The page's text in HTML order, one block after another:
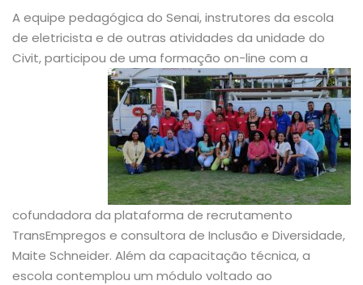
A equipe pedagógica do Senai, instrutores da escola
de eletricista e de outras atividades da unidade do
Civit, participou de uma formação on-line com a
cofundadora da plataforma de recrutamento
TransEmpregos e consultora de Inclusão e Diversidade,
Maite Schneider. Além da capacitação técnica, a
escola contemplou um módulo voltado ao